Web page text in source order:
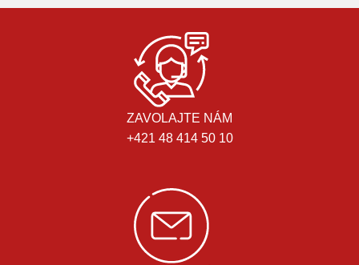
ZAVOLAJTE NÁM
+421 48 414 50 10